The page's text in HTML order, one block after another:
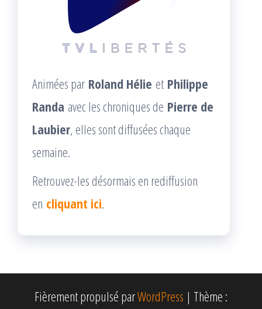
Animées par Roland Hélie et Philippe
Randa avec les chroniques de Pierre de
Laubier, elles sont diffusées chaque
semaine.
Retrouvez-les désormais en rediffusion
en cliquant ici.
Fièrement propulsé parWordPress | Thème :